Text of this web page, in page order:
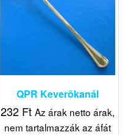
QPR Keverõkanál
232 Ft Az árak netto árak,
nem tartalmazzák az áfát